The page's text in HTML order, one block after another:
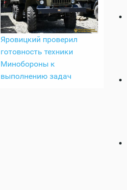
Яровицкий проверил
готовность техники
Минобороны к
выполнению задач